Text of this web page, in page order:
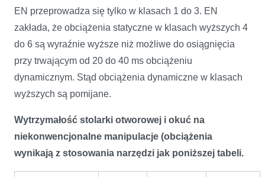
EN przeprowadza się tylko w klasach 1 do 3. EN
zakłada, że obciążenia statyczne w klasach wyższych 4
do 6 są wyraźnie wyższe niż możliwe do osiągnięcia
przy trwającym od 20 do 40 ms obciążeniu
dynamicznym. Stąd obciążenia dynamiczne w klasach
wyższych są pomijane.
Wytrzymałość stolarki otworowej i okuć na
niekonwencjonalne manipulacje (obciążenia
wynikają z stosowania narzędzi jak poniższej tabeli.